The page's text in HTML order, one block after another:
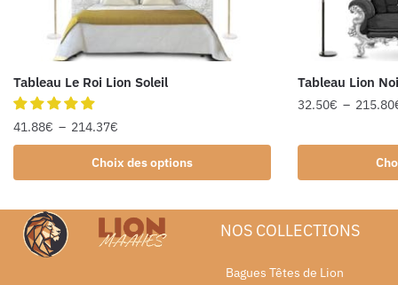
Tableau Le Roi Lion Soleil
41.88€ – 214.37€
Choix des options
Tableau Lion
32.50€ – 215.80
NOS COLLECTIONS
Bagues Têtes de Lion